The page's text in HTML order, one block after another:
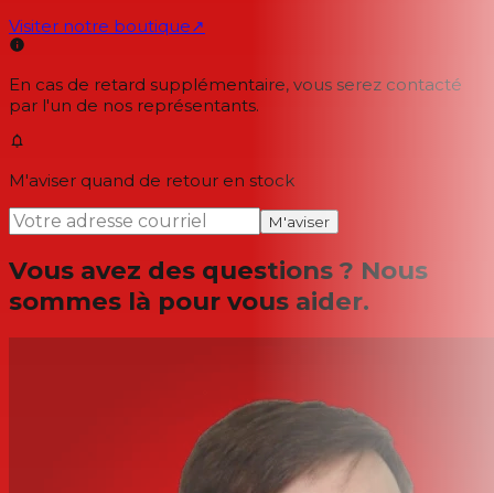
Visiter notre boutique↗
En cas de retard supplémentaire, vous serez contacté
par l'un de nos représentants.
M'aviser quand de retour en stock
M'aviser
Vous avez des questions ? Nous
sommes là pour vous aider.